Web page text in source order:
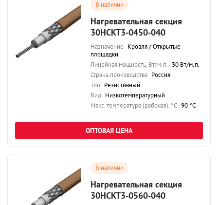
В наличии
Нагревательная секция
30НСКТ3-0450-040
Назначение Кровля / Открытые
площадки
Линейная мощность, Вт/м.п. 30 Вт/м.п.
Страна производства Россия
Тип Резистивный
Вид Низкотемпературный
Maкс. температура (рабочая), °C 90 °C
ОПТОВАЯ ЦЕНА
В наличии
Нагревательная секция
30НСКТ3-0560-040